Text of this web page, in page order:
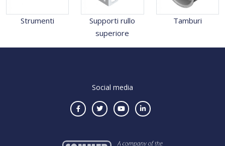
Strumenti
Supporti rullo
superiore
Tamburi
Social media